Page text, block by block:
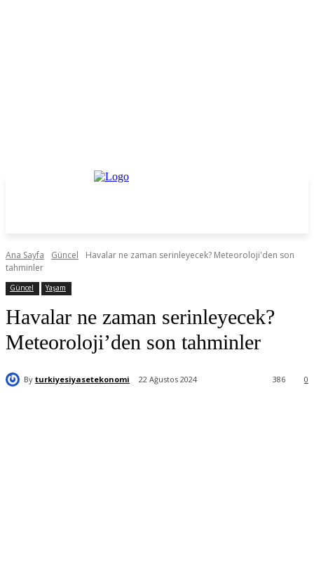
Ana Sayfa Güncel
Havalar ne zaman serinleyecek? Meteoroloji'den son
tahminler
Güncel Yaşam
Havalar ne zaman serinleyecek?
Meteoroloji’den son tahminler
By turkiyesiyasetekonomi 22 Ağustos 2024 0
386